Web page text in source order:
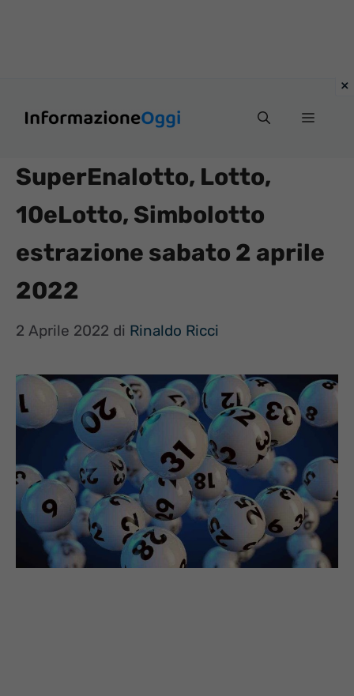
Menu
SuperEnalotto, Lotto,
10eLotto, Simbolotto
estrazione sabato 2 aprile
2022
2 Aprile 2022 di Rinaldo Ricci